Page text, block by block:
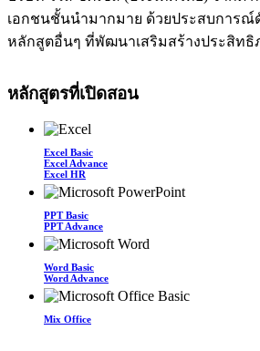
เอกชนชั้นนำมากมาย ด้วยประสบการณ์
หลักสูตอื่นๆ ที่พัฒนาเสริมสร้างประสิท
หลักสูตรที่เปิดสอน
Excel Basic
Excel Advance
Excel HR
PPT Basic
PPT Advance
Word Basic
Word Advance
Mix Office